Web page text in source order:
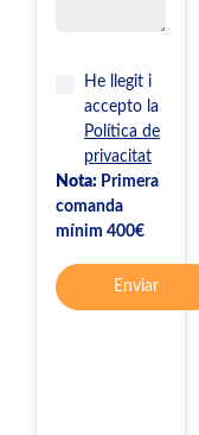
He llegit i
accepto la
Política de
privacitat
Nota: Primera
comanda
mínim 400€
Enviar